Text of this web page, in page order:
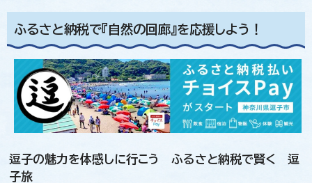
ふるさと納税で『自然の回廊』を応援しよう！
逗子の魅力を体感しに行こう ふるさと納税で賢く 逗
子旅